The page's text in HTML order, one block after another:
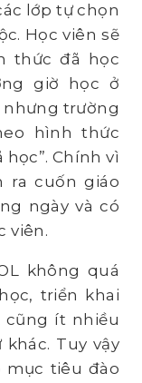
lớp tự chọn
Học viên sẽ
thức đã học
giờ học ở
nhưng trường
hình thức
Chính vì
ra cuốn giáo
ngày và có
viên.
không quá
triển khai
cũng ít nhiều
Tuy vậy
mục tiêu đào